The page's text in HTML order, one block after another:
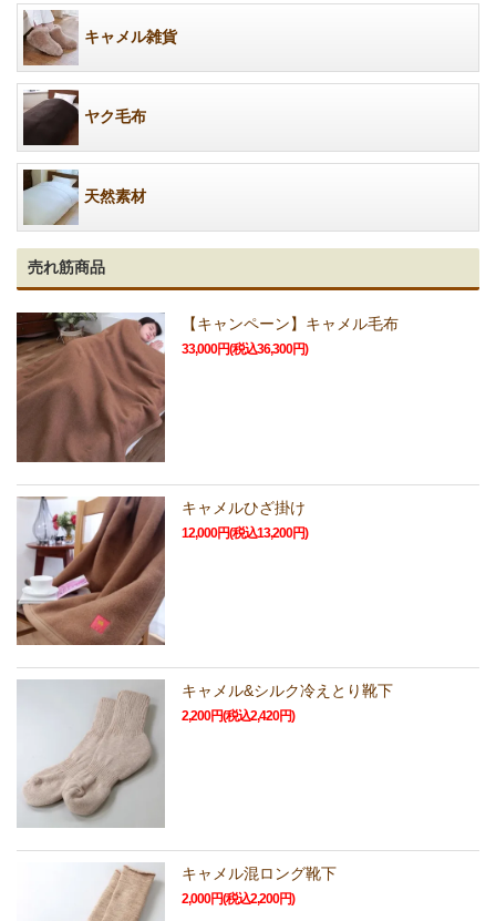
キャメル雑貨
ヤク毛布
天然素材
売れ筋商品
【キャンペーン】キャメル毛布
33,000円(税込36,300円)
キャメルひざ掛け
12,000円(税込13,200円)
キャメル&シルク冷えとり靴下
2,200円(税込2,420円)
キャメル混ロング靴下
2,000円(税込2,200円)